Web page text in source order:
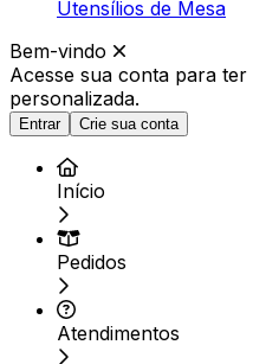
Utensílios de Mesa
Bem-vindo
Acesse sua conta para ter
personalizada.
Entrar Crie sua conta
Início
Pedidos
Atendimentos